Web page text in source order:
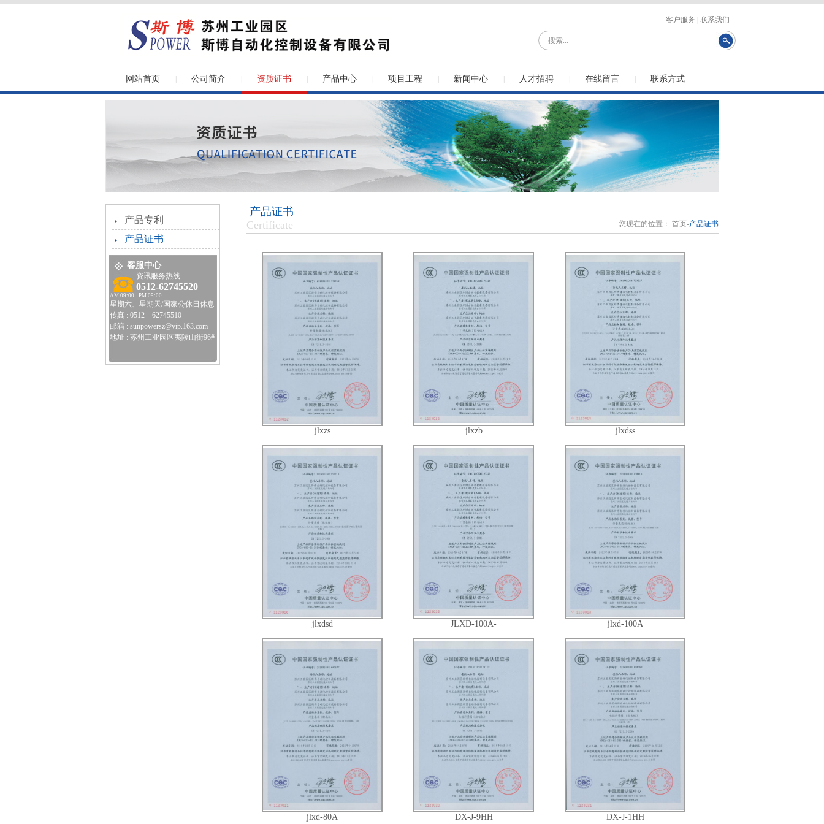
客户服务 联系我们
网站首页 公司简介 资质证书 产品中心 项目工程 新闻中心 人才招聘 在线留言 联系方式
产品专利
产品证书
客服中心
资讯服务热线
0512-62745520
AM 09:00 - PM 05:00
星期六、星期天/国家公休日休息
传真 : 0512—62745510
邮箱 : sunpowersz@vip.163.com
地址 : 苏州工业园区夷陵山街96#
产品证书
Certificate
您现在的位置： 首页-产品证书
jlxzs jlxzb jlxdss
jlxdsd JLXD-100A- jlxd-100A
jlxd-80A DX-J-9HH DX-J-1HH